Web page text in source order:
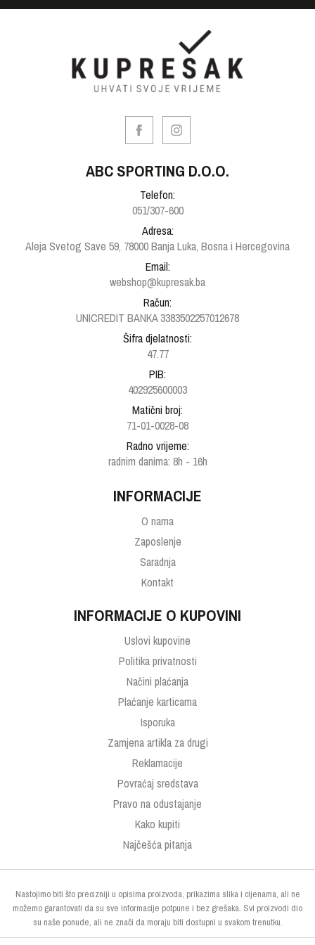
ABC SPORTING D.O.O.
Telefon:
051/307-600
Adresa:
Aleja Svetog Save 59, 78000 Banja Luka, Bosna i Hercegovina
Email:
webshop@kupresak.ba
Račun:
UNICREDIT BANKA 3383502257012678
Šifra djelatnosti:
47.77
PIB:
402925600003
Matični broj:
71-01-0028-08
Radno vrijeme:
radnim danima: 8h - 16h
INFORMACIJE
O nama
Zaposlenje
Saradnja
Kontakt
INFORMACIJE O KUPOVINI
Uslovi kupovine
Politika privatnosti
Načini plaćanja
Plaćanje karticama
Isporuka
Zamjena artikla za drugi
Reklamacije
Povraćaj sredstava
Pravo na odustajanje
Kako kupiti
Najčešća pitanja
Nastojimo biti što precizniji u opisima proizvoda, prikazima slika i cijenama, ali ne
možemo garantovati da su sve informacije potpune i bez grešaka. Svi proizvodi dio
su naše ponude, ali ne znači da moraju biti dostupni u svakom trenutku.